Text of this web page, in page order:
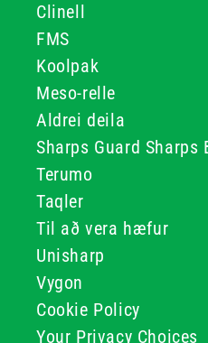
Clinell
FMS
Koolpak
Meso-relle
Aldrei deila
Sharps Guard Sharps
Terumo
Taqler
Til að vera hæfur
Unisharp
Vygon
Cookie Policy
Your Privacy Choices